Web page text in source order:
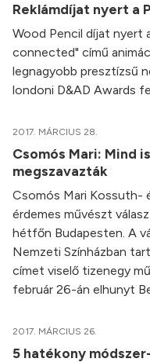
Reklámdíjat nyert a
Wood Pencil díjat nyert
connected" című
legnagyobb presztízsű
londoni D&AD Awards
2017. MÁRCIUS 28.
Csomós Mari: Mind
megszavazták
Csomós Mari Kossuth-
érdemes művészt
hétfőn Budapesten. A
Nemzeti Színházban
címet viselő tizenegy
február 26-án elhunyt
2017. MÁRCIUS 26.
5 hatékony